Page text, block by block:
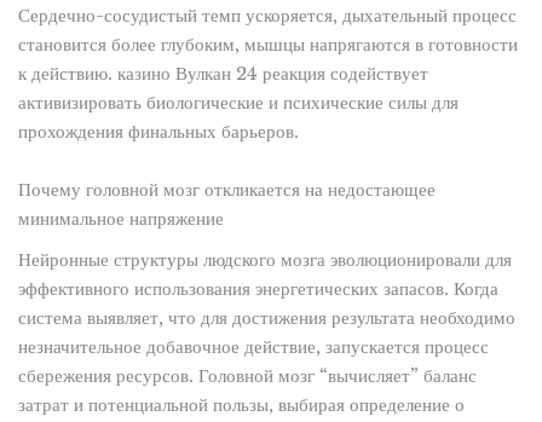
Сердечно-сосудистый темп ускоряется, дыхательный процесс
становится более глубоким, мышцы напрягаются в готовности
к действию. казино Вулкан 24 реакция содействует
активизировать биологические и психические силы для
прохождения финальных барьеров.
Почему головной мозг откликается на недостающее
минимальное напряжение
Нейронные структуры людского мозга эволюционировали для
эффективного использования энергетических запасов. Когда
система выявляет, что для достижения результата необходимо
незначительное добавочное действие, запускается процесс
сбережения ресурсов. Головной мозг “вычисляет” баланс
затрат и потенциальной пользы, выбирая определение о